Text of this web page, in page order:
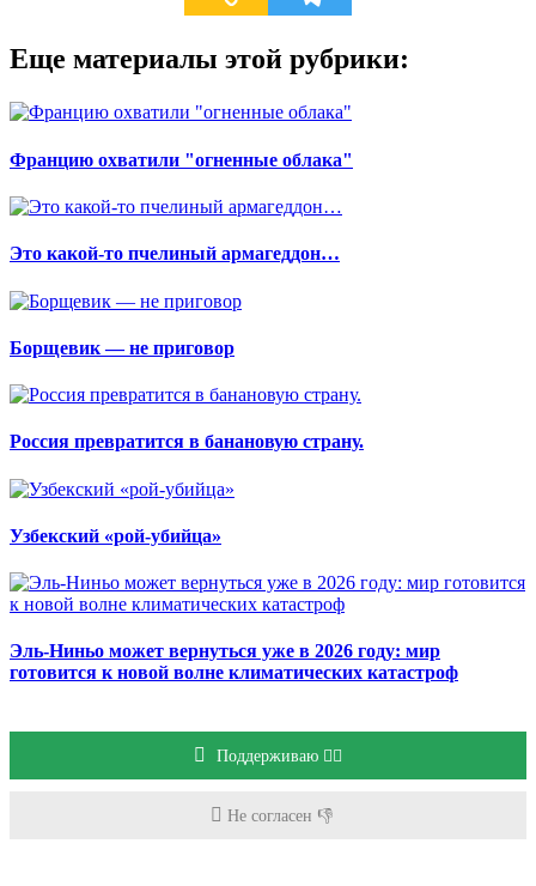
Еще материалы этой рубрики:
Францию охватили "огненные облака"
Это какой-то пчелиный армагеддон…
Борщевик — не приговор
Россия превратится в банановую страну.
Узбекский «рой-убийца»
Эль-Ниньо может вернуться уже в 2026 году: мир
готовится к новой волне климатических катастроф
Поддерживаю 👍🏻
Не согласен 👎